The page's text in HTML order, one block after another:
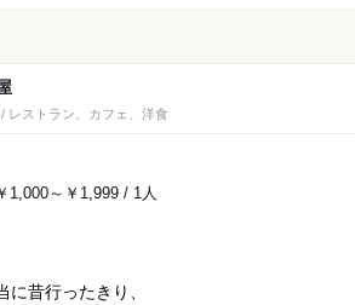
レストラン、カフェ、洋食
1,000～￥1,999 / 1人
昔行ったきり、